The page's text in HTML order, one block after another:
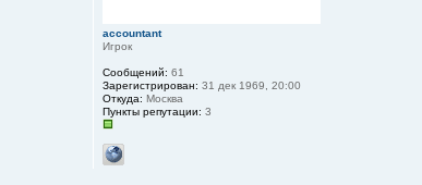
accountant
Игрок
Сообщений: 61
Зарегистрирован: 31 дек 1969, 20:00
Откуда: Москва
Пункты репутации: 3